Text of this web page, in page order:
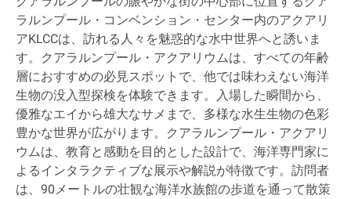
ラルンプール・コンベンション・センター内のアクアリ
アKLCCは、訪れる人々を魅惑的な水中世界へと誘いま
す。クアラルンプール・アクアリウムは、すべての年齢
層におすすめの必見スポットで、他では味わえない海洋
生物の没入型探検を体験できます。入場した瞬間から、
優雅なエイから雄大なサメまで、多様な水生生物の色彩
豊かな世界が広がります。クアラルンプール・アクアリ
ウムは、教育と感動を目的とした設計で、海洋専門家に
よるインタラクティブな展示や解説が特徴です。訪問者
は、90メートルの壮観な海洋水族館の歩道を通って散策